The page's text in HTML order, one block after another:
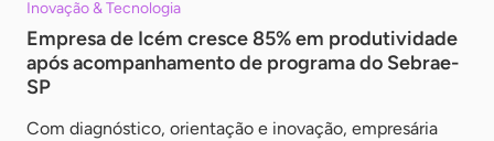
Inovação & Tecnologia
Empresa de Icém cresce 85% em produtividade
após acompanhamento de programa do Sebrae-
SP
Com diagnóstico, orientação e inovação, empresária